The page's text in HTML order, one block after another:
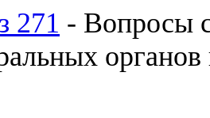
271 - Вопросы